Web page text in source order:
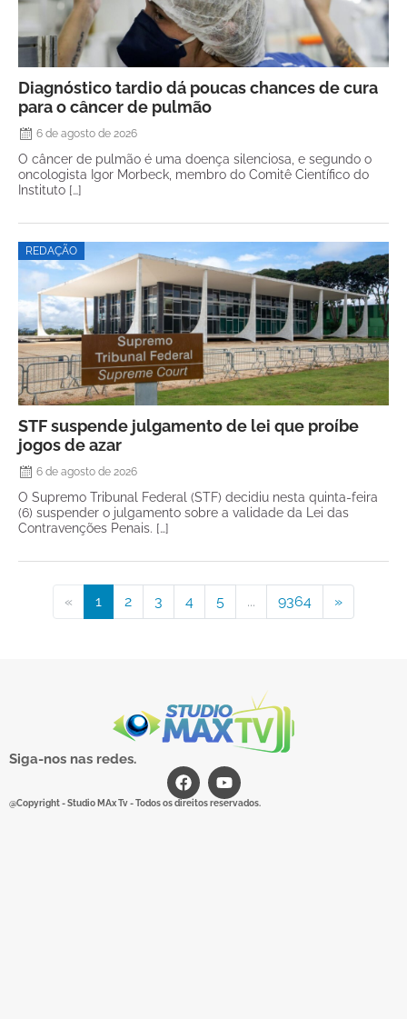
Diagnóstico tardio dá poucas chances de cura
para o câncer de pulmão
6 de agosto de 2026
O câncer de pulmão é uma doença silenciosa, e segundo o
oncologista Igor Morbeck, membro do Comitê Científico do
Instituto […]
REDAÇÃO
STF suspende julgamento de lei que proíbe
jogos de azar
6 de agosto de 2026
O Supremo Tribunal Federal (STF) decidiu nesta quinta-feira
(6) suspender o julgamento sobre a validade da Lei das
Contravenções Penais. […]
« 1 2 3 4 5 ... 9364 »
Siga-nos nas redes.
@Copyright - Studio MAx Tv - Todos os direitos reservados.